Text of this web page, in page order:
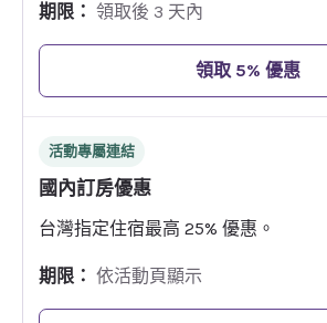
期限： 領取後 3 天內
領取 5% 優惠
活動專屬連結
國內訂房優惠
台灣指定住宿最高 25% 優惠。
期限： 依活動頁顯示